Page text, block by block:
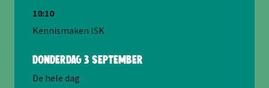
10:10
Kennismaken ISK
donderdag 3 september
De hele dag